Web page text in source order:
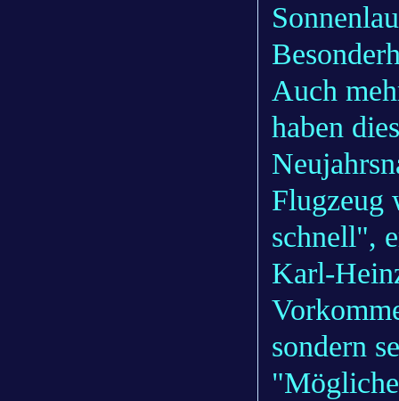
Auch
haben
Flugzeug
schnell",
Karl-
sondern